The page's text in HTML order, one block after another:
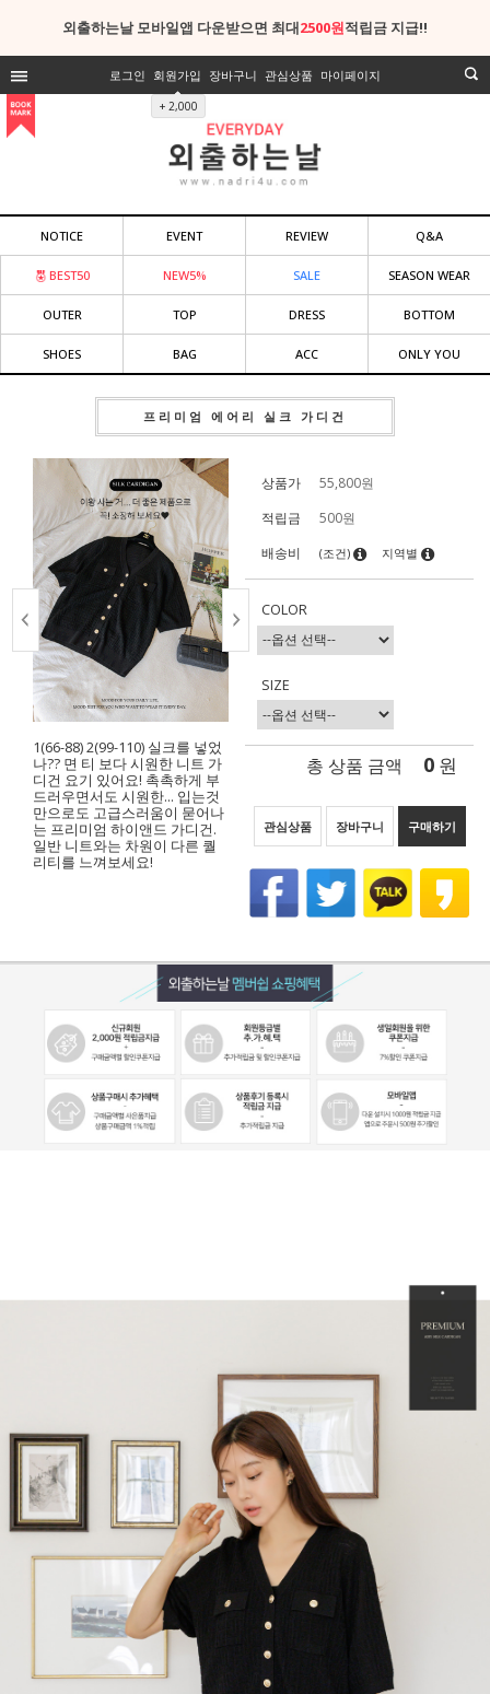
외출하는날 모바일앱 다운받으면 최대2500원적립금 지급!!
로그인 회원가입
+ 2,000
장바구니 관심상품 마이페이지
NOTICE EVENT REVIEW Q&A
BEST50 NEW5% SALE SEASON WEAR
OUTER TOP DRESS BOTTOM
SHOES BAG ACC ONLY YOU
프리미엄 에어리 실크 가디건
1(66-88) 2(99-110) 실크를 넣었
나?? 면 티 보다 시원한 니트 가
디건 요기 있어요! 촉촉하게 부
드러우면서도 시원한... 입는것
만으로도 고급스러움이 묻어나
는 프리미엄 하이앤드 가디건.
일반 니트와는 차원이 다른 퀄
리티를 느껴보세요!
상품가 55,800원
적립금
500원
배송비
(조건) 지역별
COLOR
SIZE
총 상품 금액 0 원
관심상품 장바구니 구매하기